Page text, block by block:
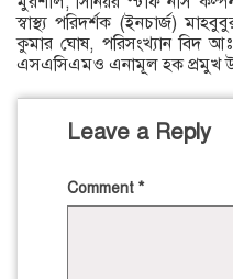
স্বাস্থ্য পরিদর্শক (ইনচার্জ)
কুমার ঘোষ, পরিসংখ্যান বিদ
এসএসিএমও এনামূল হক প্রমুখ
Leave a Reply
Comment *